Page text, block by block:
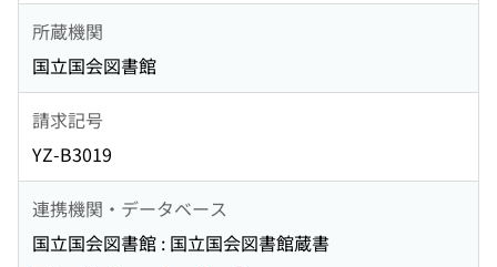
所蔵機関
国立国会図書館
請求記号
YZ-B3019
連携機関・データベース
国立国会図書館 : 国立国会図書館蔵書